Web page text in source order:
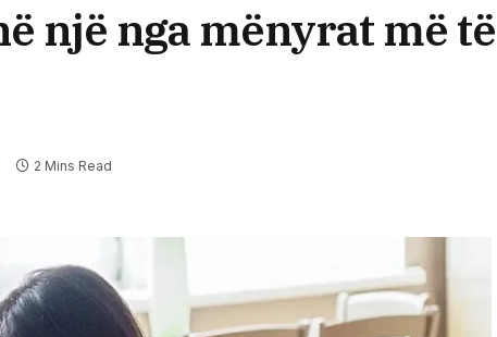
një nga mënyrat më
2 Mins Read